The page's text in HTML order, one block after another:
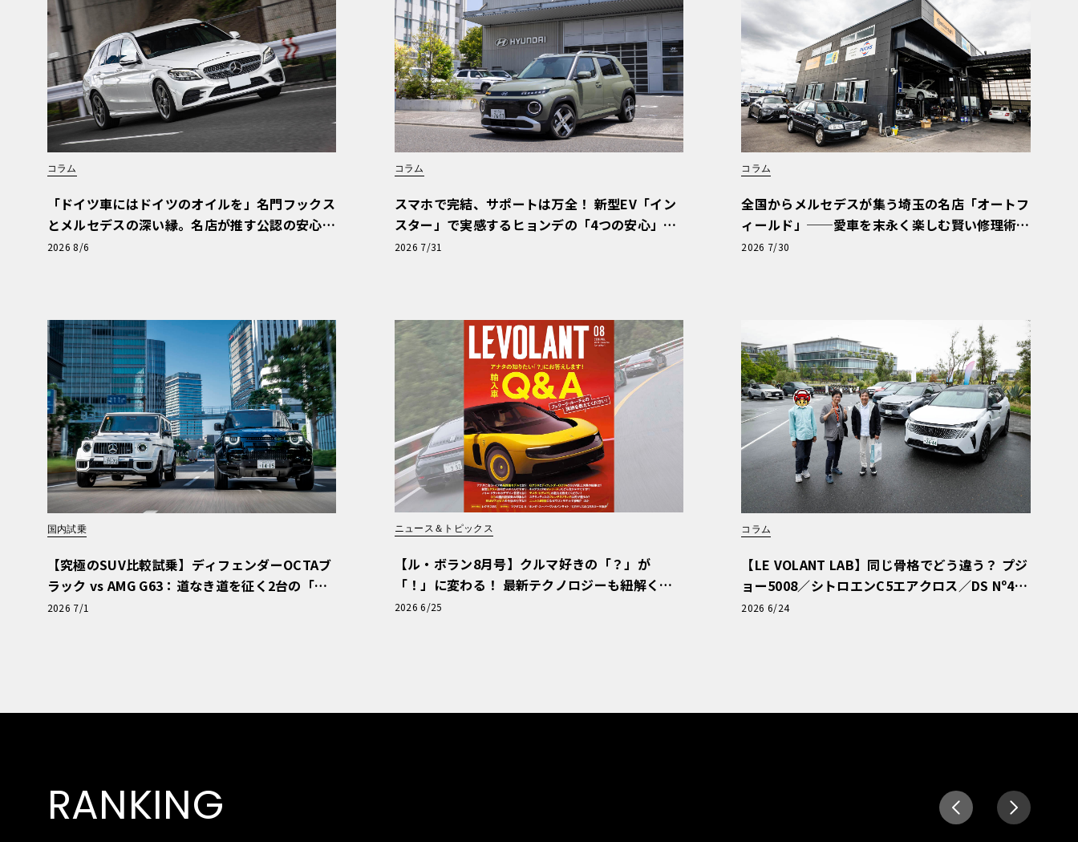
コラム
「ドイツ車にはドイツのオイルを」名門フックス
とメルセデスの深い縁。名店が推す公認の安心
と、Cクラスで味わうシルキーな走り〈PR〉
2026 8/6
コラム
スマホで完結、サポートは万全！ 新型EV「イン
スター」で実感するヒョンデの「4つの安心」
【第1回・ヒョンデ6つの疑問：Why? Hyunda
2026 7/31
コラム
全国からメルセデスが集う埼玉の名店「オートフ
ィールド」──愛車を末永く楽しむ賢い修理術
と、プロがフックス製オイルを選ぶ理由〈PR〉
2026 7/30
国内試乗
【究極のSUV比較試乗】ディフェンダーOCTAブ
ラック vs AMG G63：道なき道を征く2台の「対
極的アプローチ」
2026 7/1
ニュース＆トピックス
【ル・ボラン8月号】クルマ好きの「？」が
「！」に変わる！ 最新テクノロジーも紐解く
「輸入車Q&A」
2026 6/25
コラム
【LE VOLANT LAB】同じ骨格でどう違う？ プジ
ョー5008／シトロエンC5エアクロス／DS Nº4
読者一気乗りレポート
2026 6/24
RANKING